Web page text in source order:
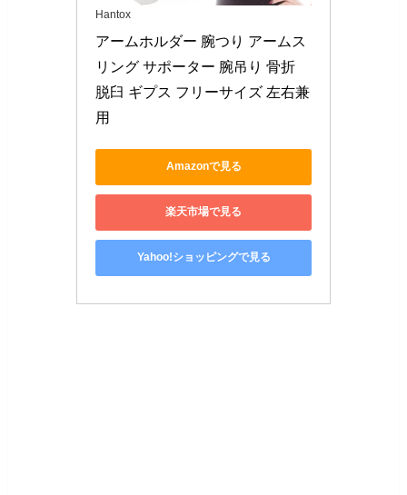
Hantox
アームホルダー 腕つり アームス
リング サポーター 腕吊り 骨折
脱臼 ギプス フリーサイズ 左右兼
用
Amazonで見る
楽天市場で見る
Yahoo!ショッピングで見る